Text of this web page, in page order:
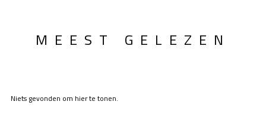
MEEST GELEZEN
Niets gevonden om hier te tonen.